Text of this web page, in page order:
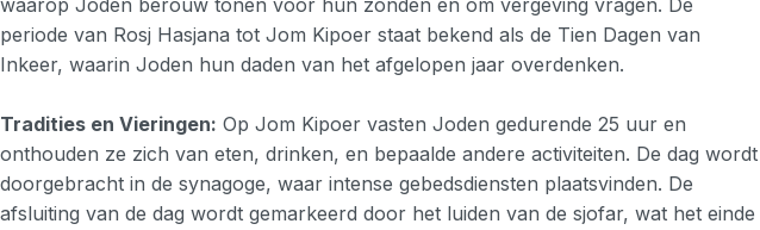
periode van Rosj Hasjana tot Jom Kipoer staat bekend als de Tien Dagen van
Inkeer, waarin Joden hun daden van het afgelopen jaar overdenken.
Tradities en Vieringen: Op Jom Kipoer vasten Joden gedurende 25 uur en
onthouden ze zich van eten, drinken, en bepaalde andere activiteiten. De dag wordt
doorgebracht in de synagoge, waar intense gebedsdiensten plaatsvinden. De
afsluiting van de dag wordt gemarkeerd door het luiden van de sjofar, wat het einde